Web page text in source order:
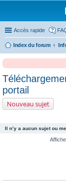
Accès rapide
Index du forum
portail
Nouveau sujet
Il n’y a aucun sujet ou